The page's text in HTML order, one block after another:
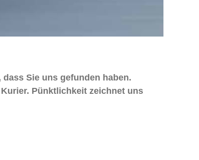
Sie uns gefunden haben.
Pünktlichkeit zeichnet uns